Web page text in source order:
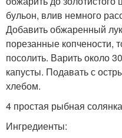
бульон, влив немного
Добавить обжаренный
порезанные копчености,
посолить. Варить около
капусты. Подавать с
хлебом.
4 простая рыбная
Ингредиенты: